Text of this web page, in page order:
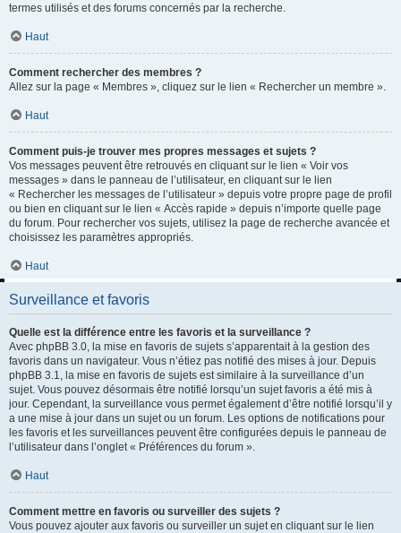
termes utilisés et des forums concernés par la recherche.
Haut
Comment rechercher des membres ?
Allez sur la page « Membres », cliquez sur le lien « Rechercher un membre ».
Haut
Comment puis-je trouver mes propres messages et sujets ?
Vos messages peuvent être retrouvés en cliquant sur le lien « Voir vos
messages » dans le panneau de l’utilisateur, en cliquant sur le lien
« Rechercher les messages de l’utilisateur » depuis votre propre page de profil
ou bien en cliquant sur le lien « Accès rapide » depuis n’importe quelle page
du forum. Pour rechercher vos sujets, utilisez la page de recherche avancée et
choisissez les paramètres appropriés.
Haut
Surveillance et favoris
Quelle est la différence entre les favoris et la surveillance ?
Avec phpBB 3.0, la mise en favoris de sujets s’apparentait à la gestion des
favoris dans un navigateur. Vous n’étiez pas notifié des mises à jour. Depuis
phpBB 3.1, la mise en favoris de sujets est similaire à la surveillance d’un
sujet. Vous pouvez désormais être notifié lorsqu’un sujet favoris a été mis à
jour. Cependant, la surveillance vous permet également d’être notifié lorsqu’il y
a une mise à jour dans un sujet ou un forum. Les options de notifications pour
les favoris et les surveillances peuvent être configurées depuis le panneau de
l’utilisateur dans l’onglet « Préférences du forum ».
Haut
Comment mettre en favoris ou surveiller des sujets ?
Vous pouvez ajouter aux favoris ou surveiller un sujet en cliquant sur le lien